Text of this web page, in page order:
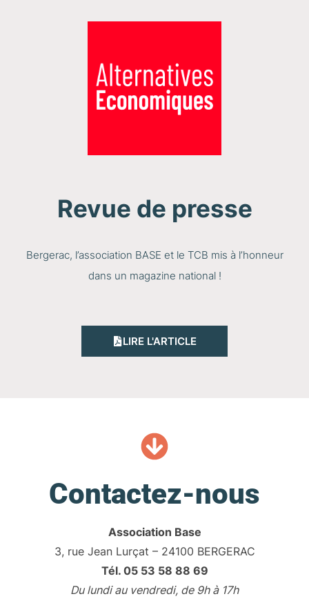
Revue de presse
Bergerac, l’association BASE et le TCB mis à l’honneur
dans un magazine national !
LIRE L'ARTICLE
Contactez-nous
Association Base
3, rue Jean Lurçat – 24100 BERGERAC
Tél. 05 53 58 88 69
Du lundi au vendredi, de 9h à 17h